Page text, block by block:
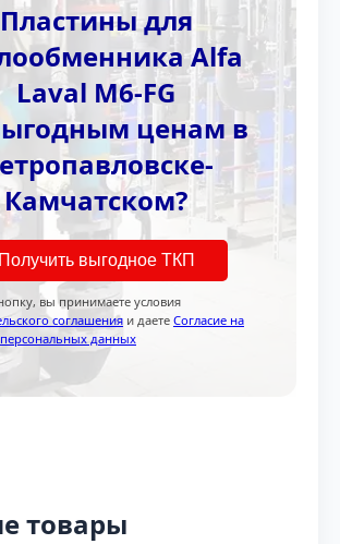
Пластины для
Alfa
Laval M6-FG
ценам в
Камчатском?
Получить выгодное ТКП
вы принимаете условия
соглашения и даете Согласие на
данных
товары